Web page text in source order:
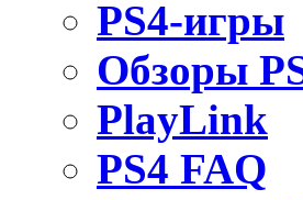
PS4-игры
Обзоры
PlayLink
PS4 FAQ